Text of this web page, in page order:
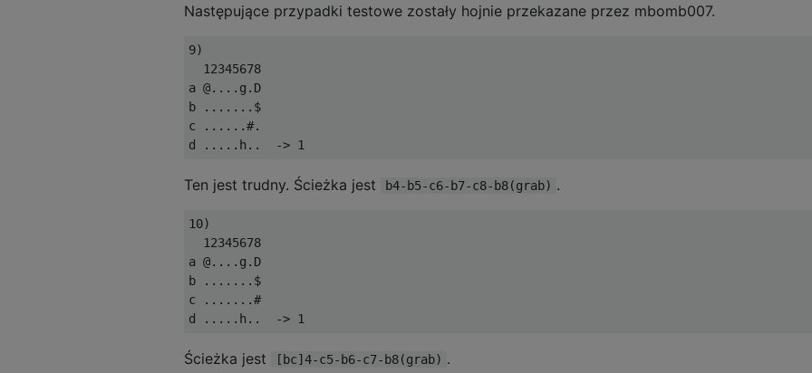
Następujące przypadki testowe zostały hojnie przekazane przez mbomb007.
9)
  12345678
a @....g.D
b .......$
c ......#.
Ten jest trudny. Ścieżka jest b4-b5-c6-b7-c8-b8(grab) .
10)
  12345678
a @....g.D
b .......$
c .......#
Ścieżka jest [bc]4-c5-b6-c7-b8(grab) .